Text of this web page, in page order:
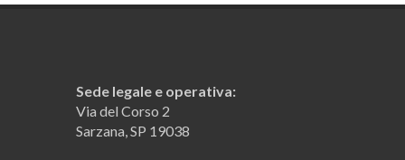
Interfacciamento con Expert
Superbonus
Sede legale e operativa:
Via del Corso 2
Sarzana, SP 19038